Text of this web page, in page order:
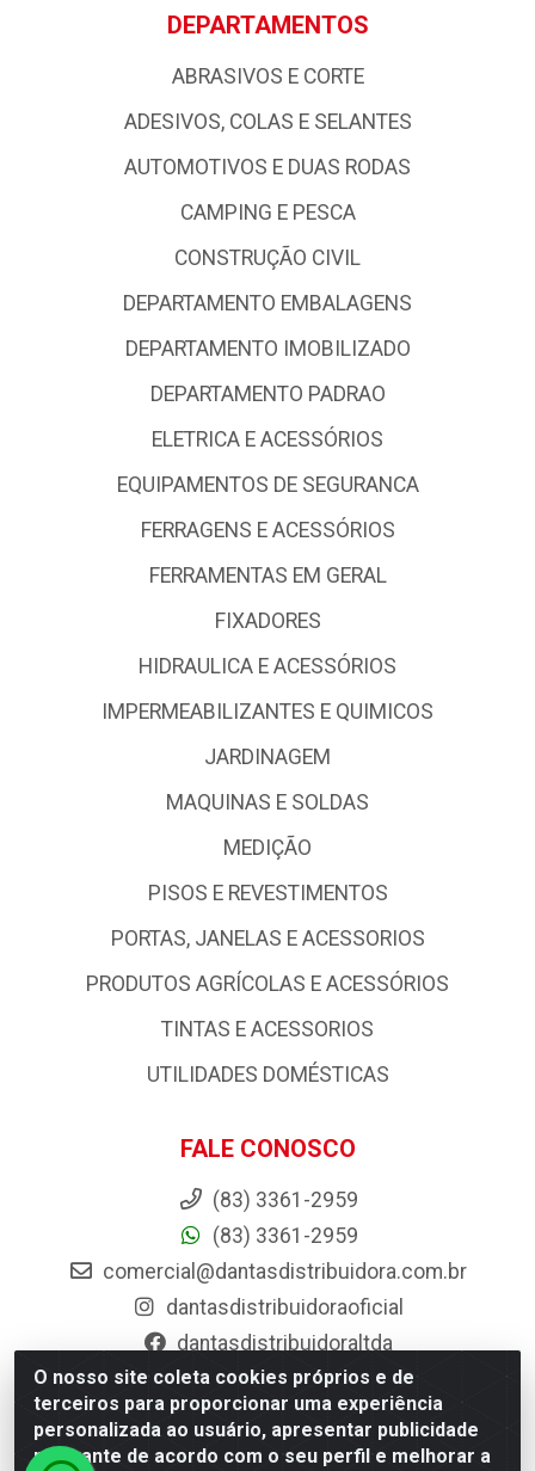
O nosso site coleta cookies próprios e de
terceiros para proporcionar uma experiência
personalizada ao usuário, apresentar publicidade
relevante de acordo com o seu perfil e melhorar a
DEPARTAMENTOS
ABRASIVOS E CORTE
ADESIVOS, COLAS E SELANTES
AUTOMOTIVOS E DUAS RODAS
CAMPING E PESCA
CONSTRUÇÃO CIVIL
DEPARTAMENTO EMBALAGENS
DEPARTAMENTO IMOBILIZADO
DEPARTAMENTO PADRAO
ELETRICA E ACESSÓRIOS
EQUIPAMENTOS DE SEGURANCA
FERRAGENS E ACESSÓRIOS
FERRAMENTAS EM GERAL
FIXADORES
HIDRAULICA E ACESSÓRIOS
IMPERMEABILIZANTES E QUIMICOS
JARDINAGEM
MAQUINAS E SOLDAS
MEDIÇÃO
PISOS E REVESTIMENTOS
PORTAS, JANELAS E ACESSORIOS
PRODUTOS AGRÍCOLAS E ACESSÓRIOS
TINTAS E ACESSORIOS
UTILIDADES DOMÉSTICAS
FALE CONOSCO
(83) 3361-2959
(83) 3361-2959
comercial@dantasdistribuidora.com.br
dantasdistribuidoraoficial
dantasdistribuidoraltda
BAIXE JÁ O APP DA DANTAS